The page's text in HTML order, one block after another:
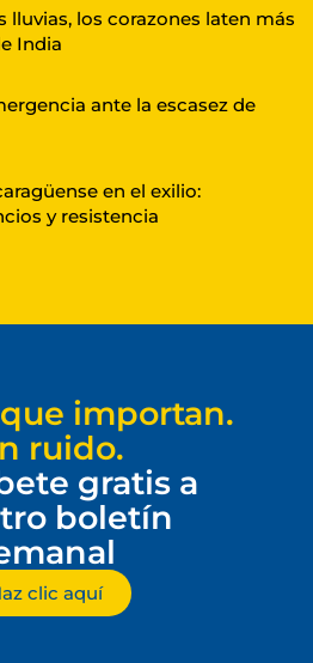
lluvias, los corazones laten más
India
ante la escasez de
en el exilio:
y resistencia
importan.
ruido.
gratis a
boletín
clic aquí